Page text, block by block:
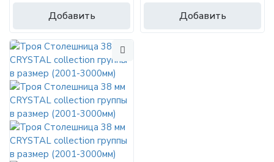
Добавить Добавить